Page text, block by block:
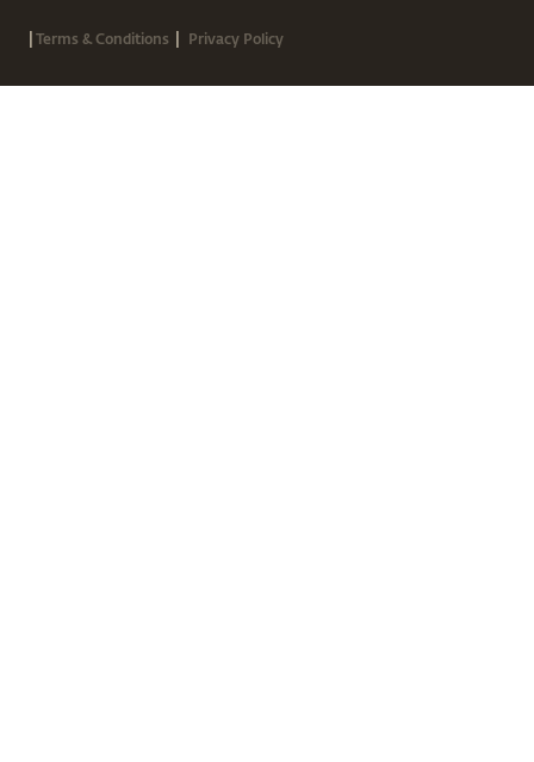
|Terms & Conditions | Privacy Policy